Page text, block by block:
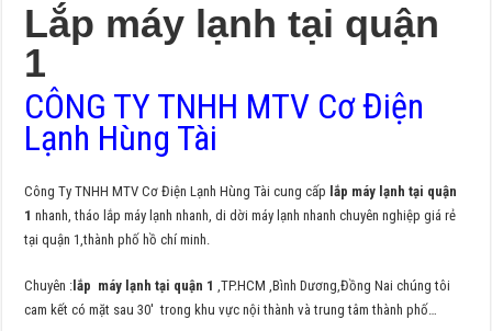
Lắp máy lạnh tại quận
1
CÔNG TY TNHH MTV Cơ Điện
Lạnh Hùng Tài
Công Ty TNHH MTV Cơ Điện Lạnh Hùng Tài cung cấp lắp máy lạnh tại quận
1 nhanh, tháo lắp máy lạnh nhanh, di dời máy lạnh nhanh chuyên nghiệp giá rẻ
tại quận 1,thành phố hồ chí minh.
Chuyên : lắp máy lạnh tại quận 1 ,TP.HCM ,Bình Dương,Đồng Nai chúng tôi
cam kết có mặt sau 30′ trong khu vực nội thành và trung tâm thành phố…